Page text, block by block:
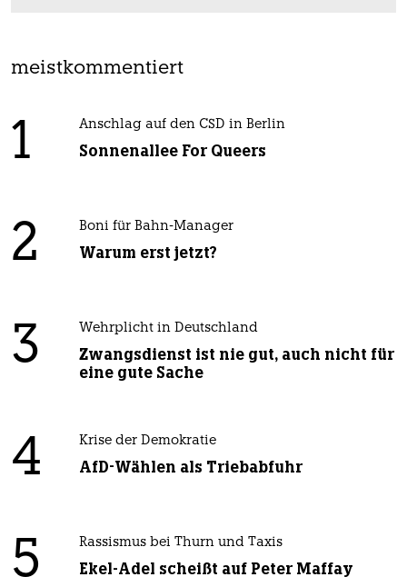
meistkommentiert
1 Anschlag auf den CSD in Berlin
Sonnenallee For Queers
2 Boni für Bahn-Manager
Warum erst jetzt?
3 Wehrplicht in Deutschland
Zwangsdienst ist nie gut, auch nicht für
eine gute Sache
4 Krise der Demokratie
AfD-Wählen als Triebabfuhr
5 Rassismus bei Thurn und Taxis
Ekel-Adel scheißt auf Peter Maffay